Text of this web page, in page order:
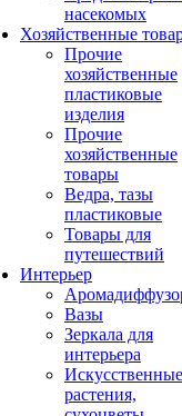
насекомых
Хозяйственные
Прочие
хозяйственные
пластиковые
изделия
Прочие
хозяйственные
товары
Ведра, тазы
пластиковые
Товары для
путешествий
Интерьер
Вазы
Зеркала для
интерьера
Искусственные
растения,